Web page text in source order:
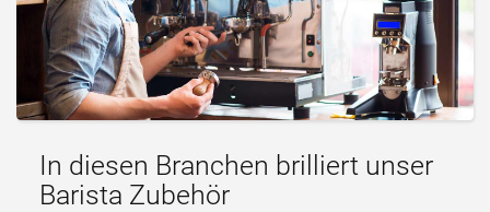
In diesen Branchen brilliert unser
Barista Zubehör